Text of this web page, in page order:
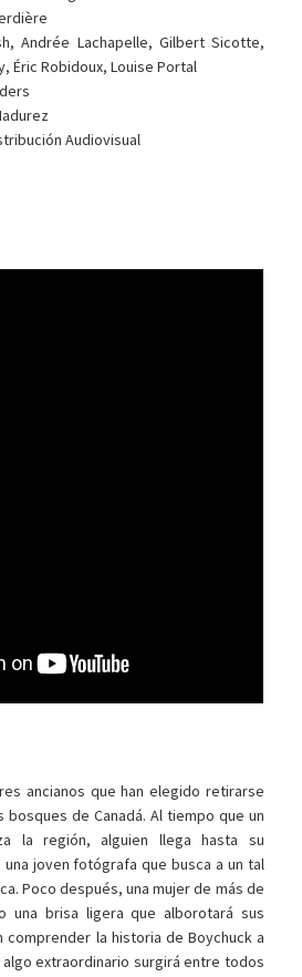
Andrée Lachapelle, Gilbert Sicotte,
Éric Robidoux, Louise Portal
Audiovisual
ancianos que han elegido retirarse
de Canadá. Al tiempo que un
la región, alguien llega hasta su
joven fotógrafa que busca a un tal
Poco después, una mujer de más de
una brisa ligera que alborotará sus
comprender la historia de Boychuck a
extraordinario surgirá entre todos